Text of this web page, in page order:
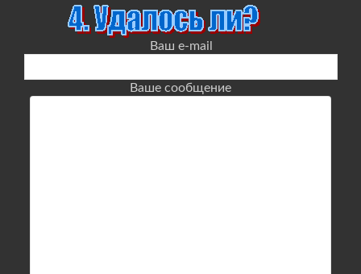
Ваш e-mail
Ваше сообщение